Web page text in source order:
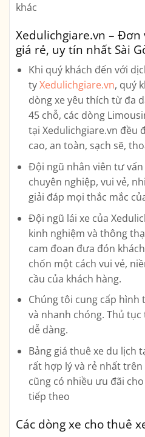
khác
Xedulichgiare.vn –
giá rẻ, uy tín nhất Sài
Khi quý khách đến với
tyXedulichgiare.vn, quý
dòng xe yêu thích từ đa
45 chỗ, các dòng
tại Xedulichgiare.vn đều
cao, an toàn, sạch sẽ,
Đội ngũ nhân viên tư
chuyên nghiệp, vui vẻ,
giải đáp mọi thắc mắc
Đội ngũ lái xe của
kinh nghiệm và thông
cam đoan đưa đón
chốn một cách vui vẻ,
cầu của khách hàng.
Chúng tôi cung cấp
và nhanh chóng. Thủ
dễ dàng.
Bảng giá thuê xe du lịch
rất hợp lý và rẻ nhất
cũng có nhiều ưu đãi
tiếp theo
Các dòng xe cho thuê